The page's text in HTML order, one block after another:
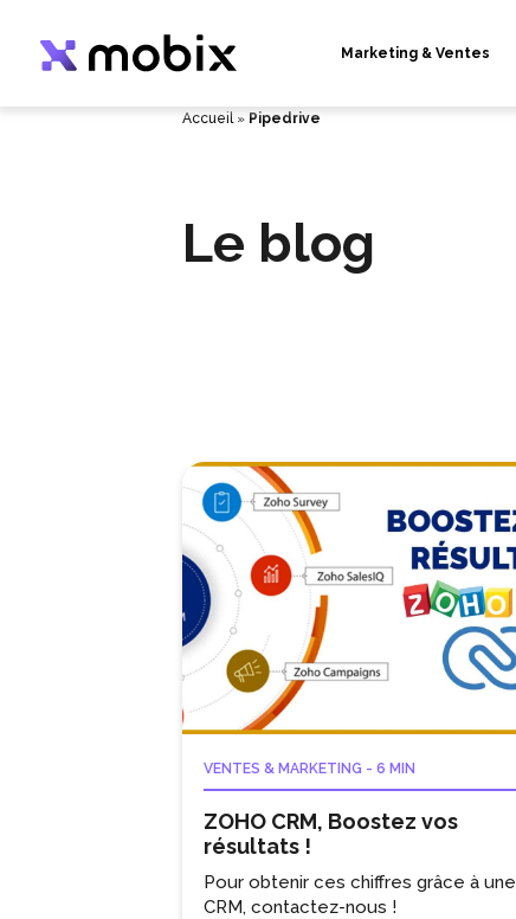
contenu
Marketing & Ventes
Accueil» Pipedrive
Le blog
VENTES & MARKETING - 6 MIN
ZOHO CRM, Boostez vos
résultats !
Pour obtenir ces chiffres grâce à une
CRM, contactez-nous !